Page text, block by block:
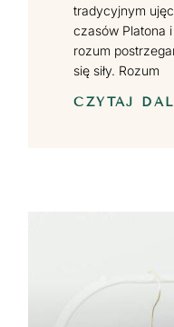
tradycyjnym
czasów Platona
rozum
się siły. Rozum
CZYTAJ